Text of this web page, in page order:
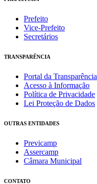
Prefeito
Vice-Prefeito
Secretários
TRANSPARÊNCIA
Portal da Transparência
Acesso à Informação
Política de Privacidade
Lei Proteção de Dados
OUTRAS ENTIDADES
Previcamp
Assercamp
Câmara Municipal
CONTATO